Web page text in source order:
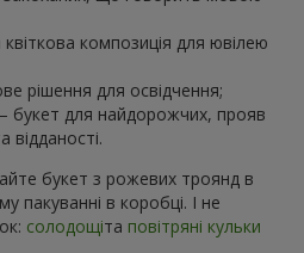
композиція для ювілею
рішення для освідчення;
букет для найдорожчих, прояв
відданості.
букет з рожевих троянд в
пакуванні в коробці. І не
солодощіта повітряні кульки